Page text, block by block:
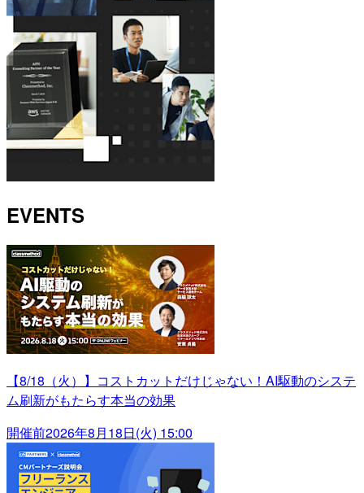
EVENTS
【8/18（火）】コストカットだけじゃない！AI駆動のシステ
ム刷新がもたらす本当の効果
開催前2026年8月18日(火) 15:00